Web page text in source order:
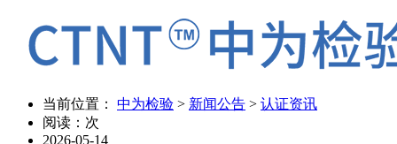
当前位置： 中为检验 > 新闻公告 > 认证资讯
阅读： 次
2026-05-14